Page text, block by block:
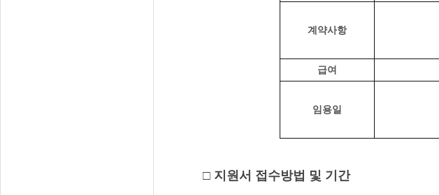
계약사항
급여
임용일
□ 지원서 접수방법 및 기간